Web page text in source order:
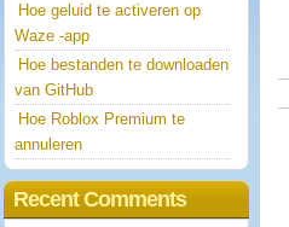
Hoe geluid te activeren op
Waze -app
Hoe bestanden te downloaden
van GitHub
Hoe Roblox Premium te
annuleren
Recent Comments